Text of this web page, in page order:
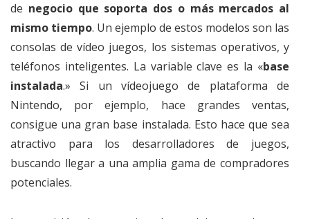
de negocio que soporta dos o más mercados al
mismo tiempo. Un ejemplo de estos modelos son las
consolas de vídeo juegos, los sistemas operativos, y
teléfonos inteligentes. La variable clave es la «base
instalada.» Si un vídeojuego de plataforma de
Nintendo, por ejemplo, hace grandes ventas,
consigue una gran base instalada. Esto hace que sea
atractivo para los desarrolladores de juegos,
buscando llegar a una amplia gama de compradores
potenciales.